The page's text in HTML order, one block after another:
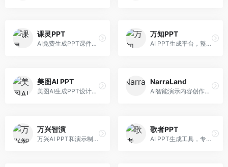
课灵PPT
AI免费生成PPT课件平台，专注于教育场景。面向教师和教育工作者，提供课件生成、教学设计、模板选择等服务，教育适配性强。
万知PPT
AI PPT生成平台，整合知识库与创作功能。面向职场人士，支持内容检索、PPT生成、设计优化等服务，知识整合能力强。
美图AI PPT
美图AI生成PPT设计工具，整合图像处理能力。面向设计师和职场人士，提供PPT生成、图片美化、设计优化等服务，视觉设计美观。
NarraLand
AI智能演示内容创作平台，专注于叙事演示。面向内容创作者，提供故事创作、演示生成、动画设计等服务，演示内容生动有趣。
万兴智演
万兴AI PPT和演示制作软件，整合视频演示功能。面向职场人士和教育工作者，提供PPT生成、演示录制、视频制作等服务，演示功能完善。
歌者PPT
AI PPT生成工具，专注于演示文稿智能创作。面向职场人士，支持主题输入、内容生成、设计美化等功能，PPT制作效率高。